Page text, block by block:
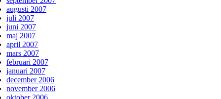
augusti 2007
juli 2007
juni 2007
maj 2007
april 2007
mars 2007
februari 2007
januari 2007
december 2006
november 2006